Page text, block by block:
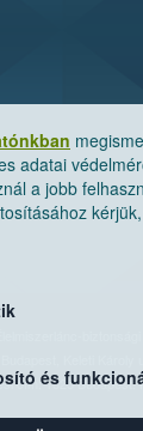
adatai
a jobb
és
biztonsági
cím: 1525 Budapest.